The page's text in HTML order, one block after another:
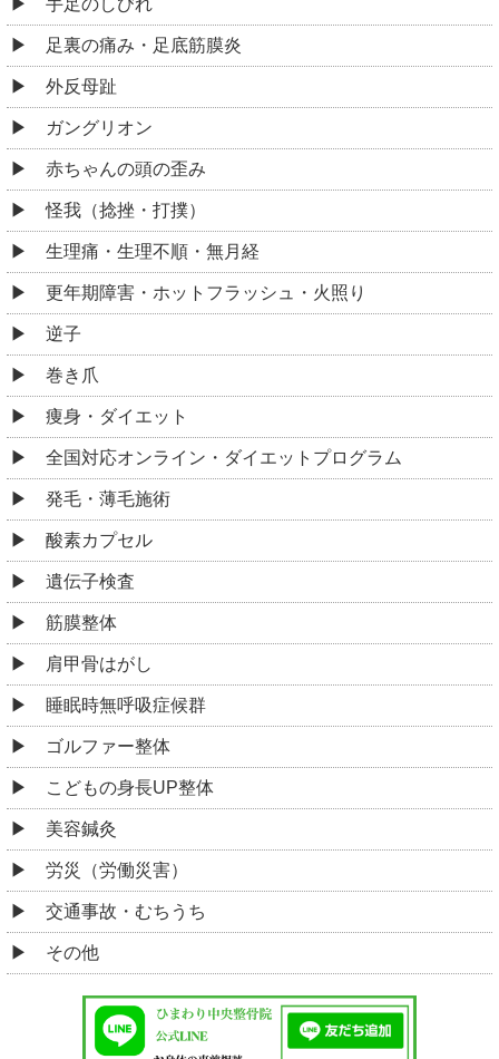
足裏の痛み・足底筋膜炎
外反母趾
ガングリオン
赤ちゃんの頭の歪み
怪我（捻挫・打撲）
生理痛・生理不順・無月経
更年期障害・ホットフラッシュ・火照り
逆子
巻き爪
痩身・ダイエット
全国対応オンライン・ダイエットプログラム
発毛・薄毛施術
酸素カプセル
遺伝子検査
筋膜整体
肩甲骨はがし
睡眠時無呼吸症候群
ゴルファー整体
こどもの身長UP整体
美容鍼灸
労災（労働災害）
交通事故・むちうち
その他